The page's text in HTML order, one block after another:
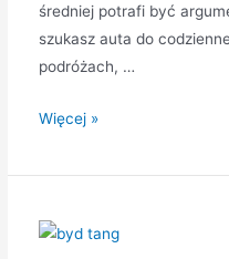
średniej potrafi być
szukasz auta do
podróżach, …
Bestune
–
liftback
Więcej »